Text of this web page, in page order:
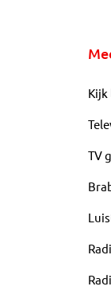
Kijk
TV